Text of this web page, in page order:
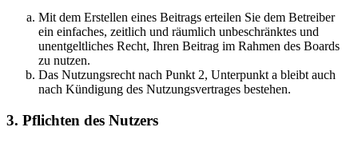
Mit dem Erstellen eines Beitrags erteilen Sie dem Betreiber
ein einfaches, zeitlich und räumlich unbeschränktes und
unentgeltliches Recht, Ihren Beitrag im Rahmen des Boards
zu nutzen.
Das Nutzungsrecht nach Punkt 2, Unterpunkt a bleibt auch
nach Kündigung des Nutzungsvertrages bestehen.
3. Pflichten des Nutzers